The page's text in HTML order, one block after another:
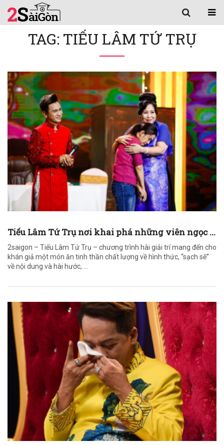
TAG: TIẾU LÂM TỨ TRỤ
Tiếu Lâm Tứ Trụ nơi khai phá những viên ngọc ...
2saigon – Tiếu Lâm Tứ Trụ – chương trình hài giải trí mang đến cho
khán giả một món ăn tinh thần chất lượng về hình thức, “sạch sẽ”
về nội dung và hài hước, ...